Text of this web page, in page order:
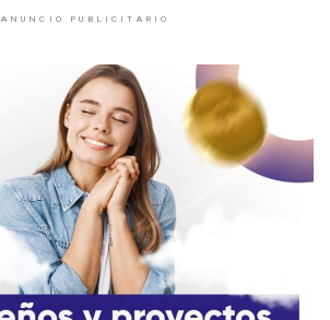
ANUNCIO PUBLICITARIO